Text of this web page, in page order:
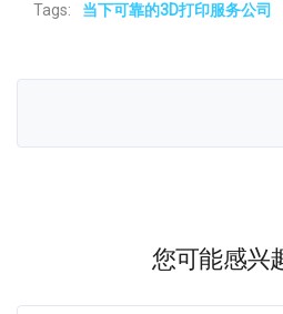
Tags: 当下可靠的3D打印服务公司
您可能感兴